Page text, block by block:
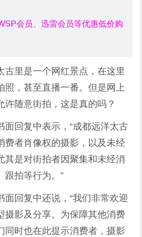
会员、迅雷会员等优惠低价购
古里是一个网红景点，在这里
照，甚至直播一番。但是网上
许随意街拍，这是真的吗？
面回复中表示，“成都远洋太古
费者肖像权的摄影，以及未经
其是对街拍者因聚集和未经消
跟拍等行为。”
面回复中还说，“我们非常欢迎
摄影及分享。为保障其他消费
同时也在此提示消费者，摄影